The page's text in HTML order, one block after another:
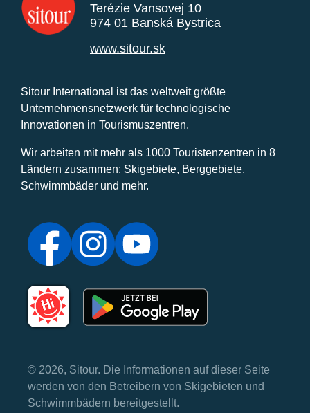
Terézie Vansovej 10
974 01 Banská Bystrica
www.sitour.sk
Sitour International ist das weltweit größte
Unternehmensnetzwerk für technologische
Innovationen in Tourismuszentren.
Wir arbeiten mit mehr als 1000 Touristenzentren in 8
Ländern zusammen: Skigebiete, Berggebiete,
Schwimmbäder und mehr.
© 2026, Sitour. Die Informationen auf dieser Seite
werden von den Betreibern von Skigebieten und
Schwimmbädern bereitgestellt.